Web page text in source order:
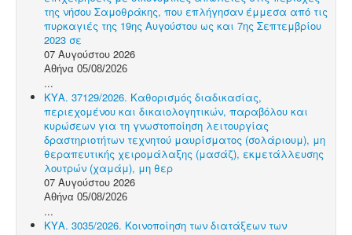
της νήσου Σαμοθράκης, που επλήγησαν έμμεσα από τις
πυρκαγιές της 19ης Αυγούστου ως και 7ης Σεπτεμβρίου
2023 σε
07 Αυγούστου 2026
Αθήνα 05/08/2026
...
ΚΥΑ. 37129/2026. Καθορισμός διαδικασίας,
περιεχομένου και δικαιολογητικών, παραβόλου και
κυρώσεων για τη γνωστοποίηση λειτουργίας
δραστηριοτήτων τεχνητού μαυρίσματος (σολάριουμ), μη
θεραπευτικής χειρομάλαξης (μασάζ), εκμετάλλευσης
λουτρών (χαμάμ), μη θερ
07 Αυγούστου 2026
Αθήνα 05/08/2026
...
ΚΥΑ. 3035/2026. Κοινοποίηση των διατάξεων των